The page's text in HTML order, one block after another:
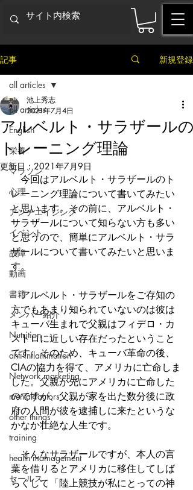
記事 新規登録
all articles
English
栄養
マラソン
心理
アンチエイジング
イベント
故障
動画
書籍
メンバー紹介
Nutrition
anti-inflammation
Network marketing
mental factors
other things
training
health mamagement
セールス
all articles
アルベルト・サラザールの
トレーニング理論
池上秀志
2021年7月4日
更新日：2021年7月9日
今回はアルベルト・サラザールのト
レーニング理論について書いてみたい
と思います。その前に、アルベルト・
サラザールについて知らない方も多い
と思うので、簡単にアルベルト・サラ
ザールについて書いてみたいと思いま
す。
アルベルト・サラザールをご存知の
方でもあまり知られていないのは彼は
キューバ生まれで父親はフィデロ・カ
ストロに近しい存在だったということ
です。そのため、キューバ革命の後、
CIAの協力を得て、アメリカに亡命しま
した。父親が先にアメリカに亡命した
のですが、父親が家を出た数分後に政
府の人間が彼を逮捕しに来たというな
かなか壮絶な人生です。
そんなサラザールですが、本人の言
葉を借りるとアメリカに移住してしば
らくして「陸上競技が私にとっての神